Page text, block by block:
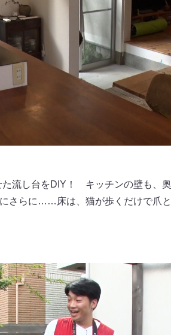
流し台をDIY！ キッチンの壁も、
さらに……床は、猫が歩くだけで爪と